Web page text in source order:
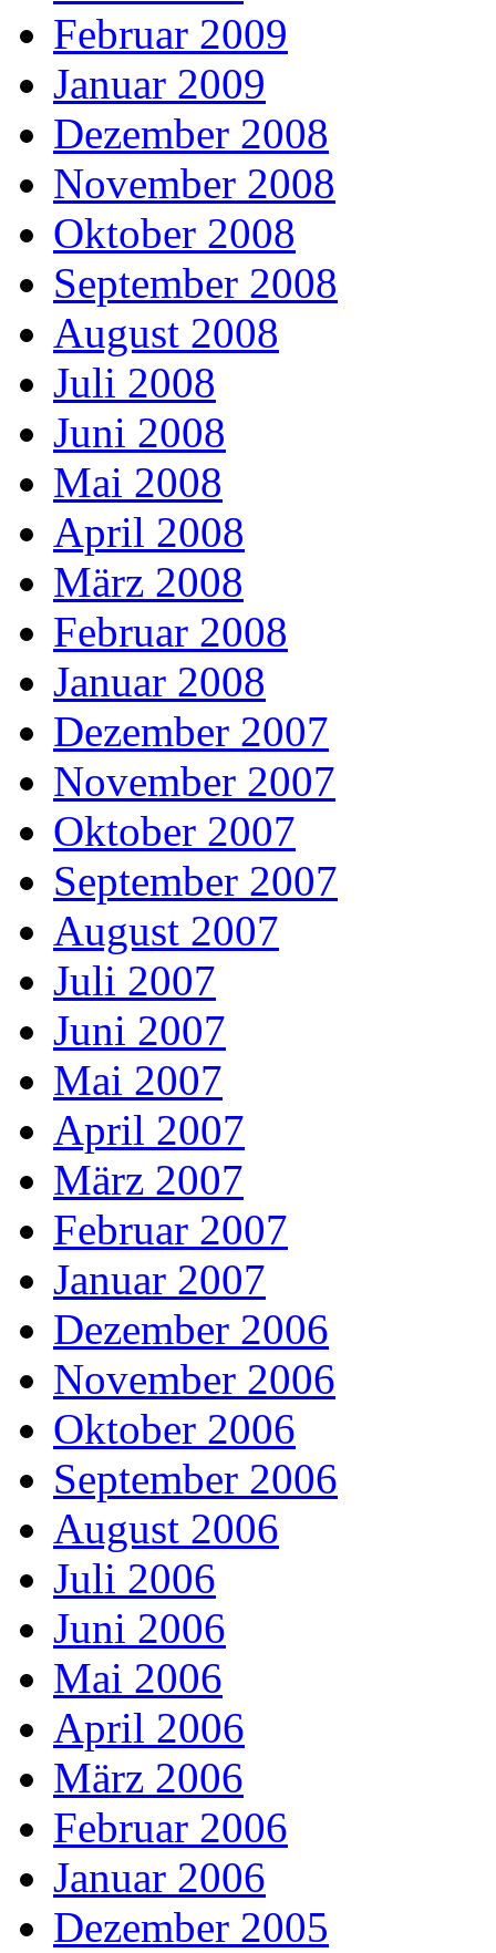
Februar 2009
Januar 2009
Dezember 2008
November 2008
Oktober 2008
September 2008
August 2008
Juli 2008
Juni 2008
Mai 2008
April 2008
März 2008
Februar 2008
Januar 2008
Dezember 2007
November 2007
Oktober 2007
September 2007
August 2007
Juli 2007
Juni 2007
Mai 2007
April 2007
März 2007
Februar 2007
Januar 2007
Dezember 2006
November 2006
Oktober 2006
September 2006
August 2006
Juli 2006
Juni 2006
Mai 2006
April 2006
März 2006
Februar 2006
Januar 2006
Dezember 2005